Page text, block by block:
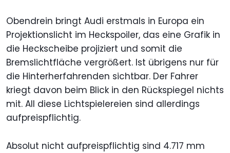
Obendrein bringt Audi erstmals in Europa ein
Projektionslicht im Heckspoiler, das eine Grafik in
die Heckscheibe projiziert und somit die
Bremslichtfläche vergrößert. Ist übrigens nur für
die Hinterherfahrenden sichtbar. Der Fahrer
kriegt davon beim Blick in den Rückspiegel nichts
mit. All diese Lichtspielereien sind allerdings
aufpreispflichtig.
Absolut nicht aufpreispflichtig sind 4.717 mm